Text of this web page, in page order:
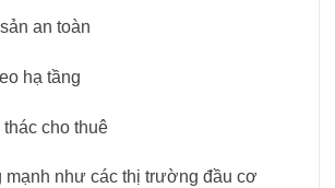
an toàn
hạ tầng
cho thuê
mạnh như các thị trường đầu cơ